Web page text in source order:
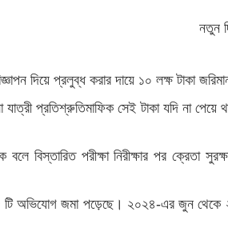
নতুন
দিয়ে প্রলুব্ধ করার দায়ে ১০ লক্ষ টাকা
প্রতিশ্রুতিমাফিক সেই টাকা যদি না পেয়ে
বিস্তারিত পরীক্ষা নিরীক্ষার পর ক্রেতা
টি অভিযোগ জমা পড়েছে। ২০২৪-এর জুন